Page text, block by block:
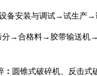
备安装与调试→试生产
→合格料→胶带输送机→
： 圆锥式破碎机、反击式